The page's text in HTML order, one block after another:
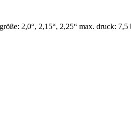
2,0“, 2,15“, 2,25“ max. druck: